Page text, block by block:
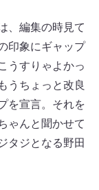
、編集の時見て
印象にギャップ
うすりゃよかっ
うちょっと改良
を宣言。それを
ゃんと聞かせて
タジとなる野田